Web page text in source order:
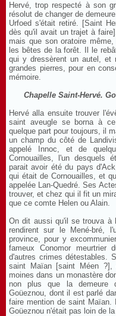
Hervé, trop respecté à son
résolut de changer de
Urfoed s'était retiré. [Saint
dès qu'il avait un trajet à
mais que son oratoire
les bêtes de la forêt. Il le
qui y dressèrent un autel, et
grandes pierres, pour en
mémoire.
Chapelle Saint-Hervé.
Hervé alla ensuite trouver
saint aveugle se borna à
quelque part pour toujours, il
un champ du côté de
appelé Innoc, et de
Cornouailles, l'un desquels
parait avoir été du pays
qui était de Cornouailles, et
appelée Lan-Quedré. Ses
trouver, et chez qui il fit un
que ce comte Helen ou Alain.
On dit aussi qu'il se trouva à
rendirent sur le Mené-bré,
province, pour y
fameux Conomor meurtrier
d'autres crimes détestables.
saint Maïan [saint Méen ?],
moines dans un monastère
non plus que la demeure
Goüeznou, dont il est parlé
faire mention de saint Maïan.
Goüeznou n'était pas loin de